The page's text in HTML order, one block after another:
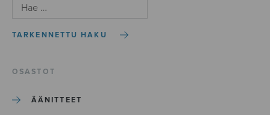
TARKENNETTU HAKU
OSASTOT
ÄÄNITTEET